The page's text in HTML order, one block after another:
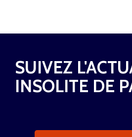
SUIVEZ
INSOLITE DE